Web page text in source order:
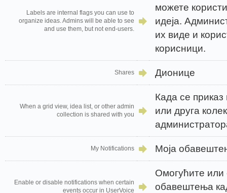
Labels are internal flags you can use to
organize ideas. Admins will be able to see
and use them, but not end-users.
можете
идеја.
их виде и
корисници.
Shares Дионице
When a grid view, idea list, or other admin
collection is shared with you
Када се
или друга
My Notifications Моја
Enable or disable notifications when certain
events occur in UserVoice
Омогућите или
обавештења